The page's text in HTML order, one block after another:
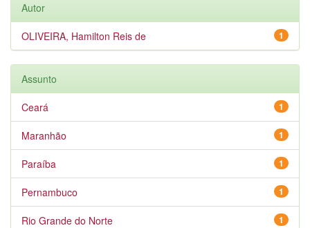
Autor
1
OLIVEIRA, Hamilton Reis de
Assunto
1
Ceará
1
Maranhão
1
Paraíba
1
Pernambuco
1
Rio Grande do Norte